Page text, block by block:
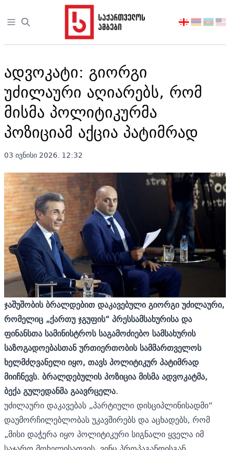
Open sidebar
აირჩიეთ
ადვოკატი: გიორგი
უძილაური აღიარებს, რომ
მისმა პოლიტიკურმა
პოზიციამ აქცია პატიმრად
03 ივნისი 2026. 12:32
ჯაშუშობის ბრალდებით დაკავებული გიორგი უძილაური,
რომელიც „ქართუ ჯგუფის“ პრესსამსახურისა და
ფინანსთა სამინისტროს საგამოძიებო სამსახურის
საზოგადოებასთან ურთიერთობის სამმართველოს
ხელმძღვანელი იყო, თავს პოლიტიკურ პატიმრად
მიიჩნევს. ბრალდებულის პოზიცია მისმა ადვოკატმა,
ბექა გულედანმა გაავრცელა.
უძილაური დაკავებას „პარტიული დისციპლინისადმი“
დაუმორჩილებლობას უკავშირებს და აცხადებს, რომ
„მისი დაჭერა იყო პოლიტიკური სიგნალი ყველა იმ